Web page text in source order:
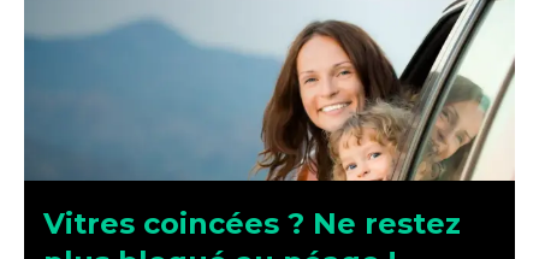
Vitres coincées ? Ne restez